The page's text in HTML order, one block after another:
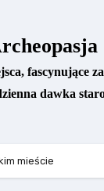
fascynujące
dawka
mieście